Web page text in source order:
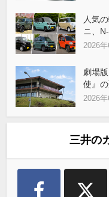
人気
ニ、
2026
劇場
使』
2026
三井の